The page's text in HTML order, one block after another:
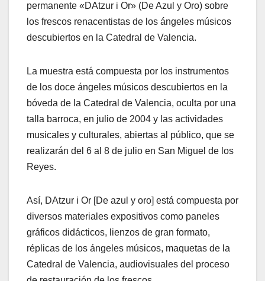
permanente «DAtzur i Or» (De Azul y Oro) sobre
los frescos renacentistas de los ángeles músicos
descubiertos en la Catedral de Valencia.
La muestra está compuesta por los instrumentos
de los doce ángeles músicos descubiertos en la
bóveda de la Catedral de Valencia, oculta por una
talla barroca, en julio de 2004 y las actividades
musicales y culturales, abiertas al público, que se
realizarán del 6 al 8 de julio en San Miguel de los
Reyes.
Así, DAtzur i Or [De azul y oro] está compuesta por
diversos materiales expositivos como paneles
gráficos didácticos, lienzos de gran formato,
réplicas de los ángeles músicos, maquetas de la
Catedral de Valencia, audiovisuales del proceso